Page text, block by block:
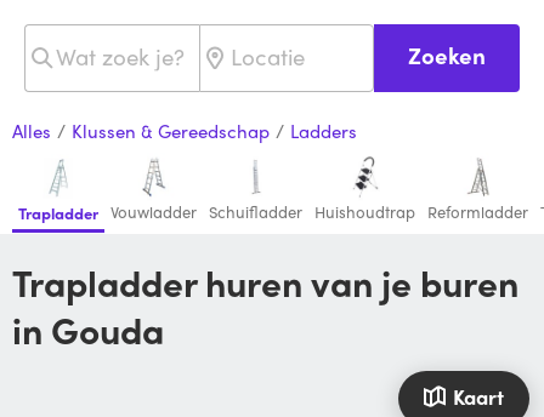
Zoeken
Alles / Klussen & Gereedschap / Ladders
Trapladder Vouwladder Schuifladder Huishoudtrap Reformladder
Trapladder huren van je buren
in Gouda
Kaart